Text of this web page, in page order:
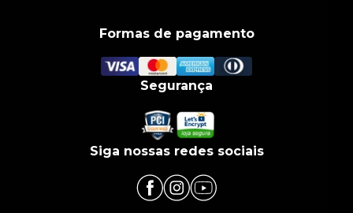
Formas de pagamento
Segurança
Siga nossas redes sociais